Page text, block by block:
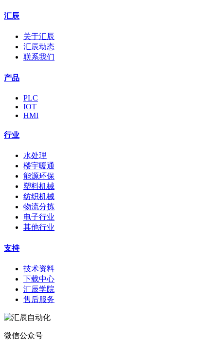
汇辰
关于汇辰
汇辰动态
联系我们
产品
PLC
IOT
HMI
行业
水处理
楼宇暖通
能源环保
塑料机械
纺织机械
物流分拣
电子行业
其他行业
支持
技术资料
下载中心
汇辰学院
售后服务
微信公众号